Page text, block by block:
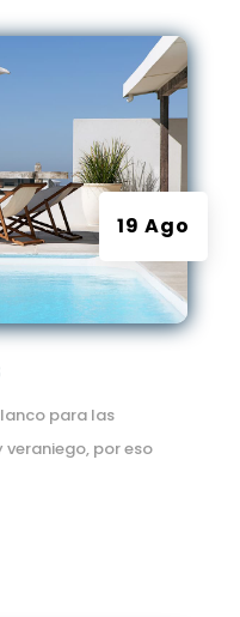
19 Ago
para las
veraniego, por eso